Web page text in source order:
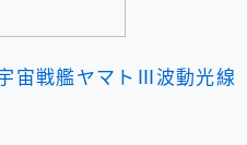
宙戦艦ヤマトⅢ波動光線